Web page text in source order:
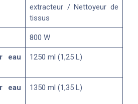
extracteur / Nettoyeur de
tissus
800 W
eau
1250 ml (1,25 L)
eau
1350 ml (1,35 L)